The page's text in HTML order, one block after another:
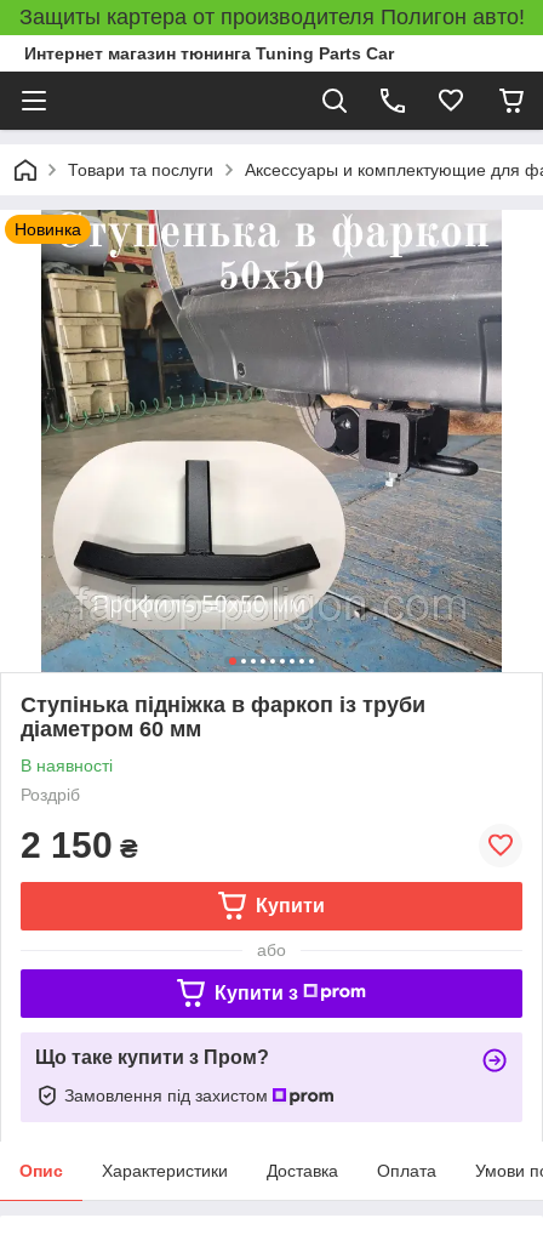
Защиты картера от производителя Полигон авто!
Интернет магазин тюнинга Tuning Parts Car
Товари та послуги Аксессуары и комплектующие для
Новинка
Ступінька підніжка в фаркоп із труби
діаметром 60 мм
В наявності
Роздріб
2 150 ₴
Купити
або
Купити з
Що таке купити з Пром?
Замовлення під захистом
Опис Характеристики Доставка Оплата Умови